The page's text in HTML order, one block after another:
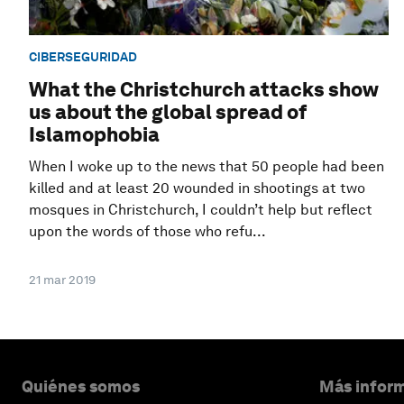
CIBERSEGURIDAD
What the Christchurch attacks show
us about the global spread of
Islamophobia
When I woke up to the news that 50 people had been
killed and at least 20 wounded in shootings at two
mosques in Christchurch, I couldn’t help but reflect
upon the words of those who refu...
21 mar 2019
Quiénes somos Más